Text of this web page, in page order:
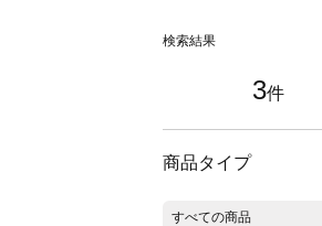
検索結果
3件
商品タイプ
すべての商品